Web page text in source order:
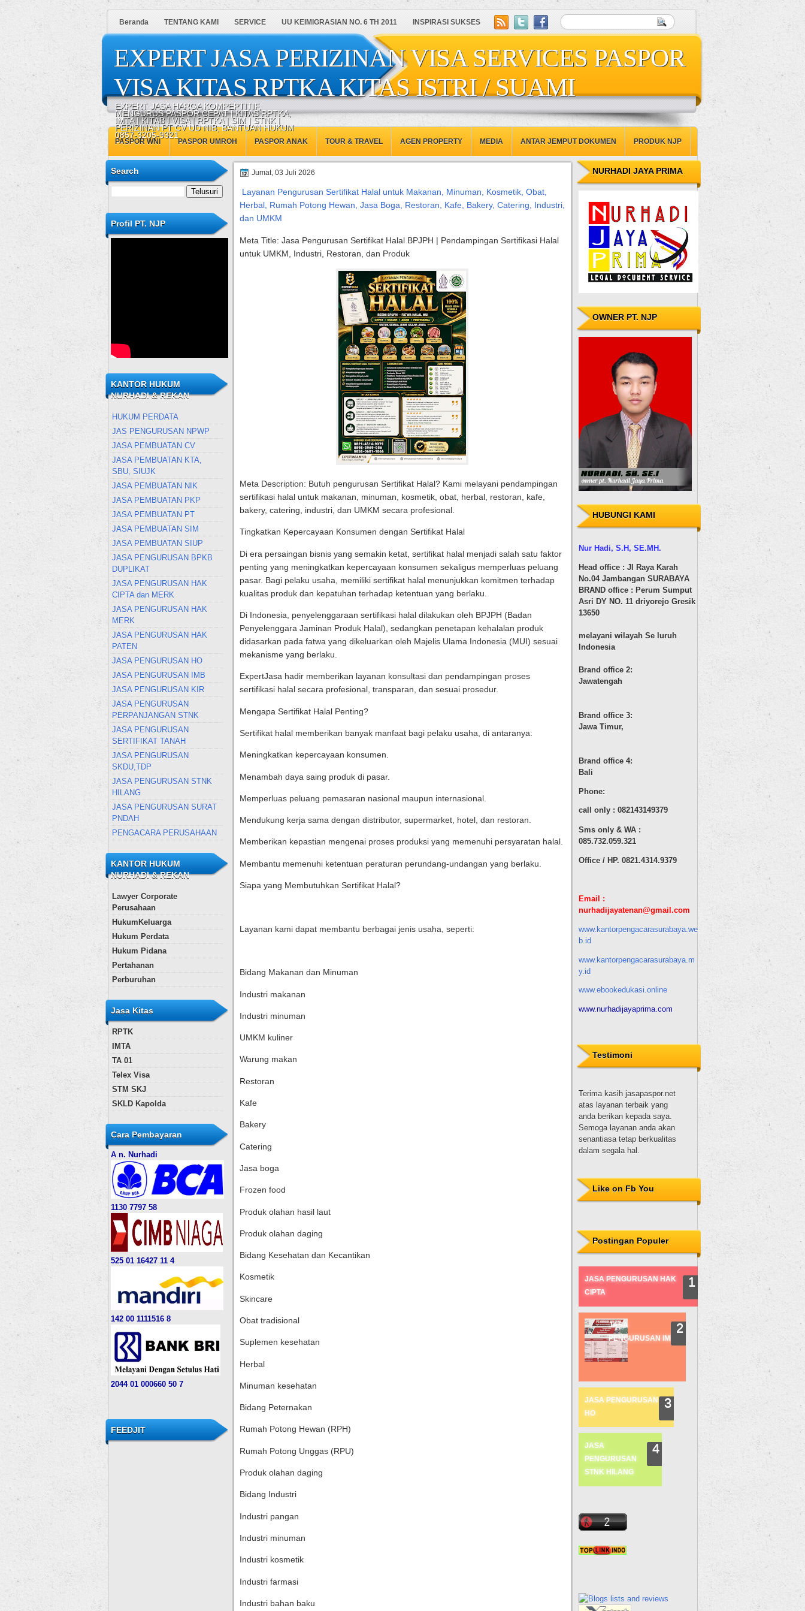
Beranda TENTANG KAMI SERVICE UU KEIMIGRASIAN NO. 6 TH 2011 INSPIRASI SUKSES
EXPERT JASA PERIZINAN VISA SERVICES PASPOR
VISA KITAS RPTKA KITAS ISTRI / SUAMI
EXPERT JASA HARGA KOMPEPTITIF,
MENGURUS PASPOR CEPAT | KITAS RPTKA,
IMTA | KITAB I VISA | RPTKA | SIM | STNK |
PERIZINAN PT CV UD NIB, BANTUAN HUKUM
0857-3205-9321
PASPOR WNI PASPOR UMROH PASPOR ANAK TOUR & TRAVEL AGEN PROPERTY MEDIA ANTAR JEMPUT DOKUMEN PRODUK NJP
Search
Profil PT. NJP
KANTOR HUKUM
NURHADI & REKAN
HUKUM PERDATA
JAS PENGURUSAN NPWP
JASA PEMBUATAN CV
JASA PEMBUATAN KTA,
SBU, SIUJK
JASA PEMBUATAN NIK
JASA PEMBUATAN PKP
JASA PEMBUATAN PT
JASA PEMBUATAN SIM
JASA PEMBUATAN SIUP
JASA PENGURUSAN BPKB
DUPLIKAT
JASA PENGURUSAN HAK
CIPTA dan MERK
JASA PENGURUSAN HAK
MERK
JASA PENGURUSAN HAK
PATEN
JASA PENGURUSAN HO
JASA PENGURUSAN IMB
JASA PENGURUSAN KIR
JASA PENGURUSAN
PERPANJANGAN STNK
JASA PENGURUSAN
SERTIFIKAT TANAH
JASA PENGURUSAN
SKDU,TDP
JASA PENGURUSAN STNK
HILANG
JASA PENGURUSAN SURAT
PNDAH
PENGACARA PERUSAHAAN
KANTOR HUKUM
NURHADI & REKAN
Lawyer Corporate
Perusahaan
HukumKeluarga
Hukum Perdata
Hukum Pidana
Pertahanan
Perburuhan
Jasa Kitas
RPTK
IMTA
TA 01
Telex Visa
STM SKJ
SKLD Kapolda
Cara Pembayaran
A n. Nurhadi
1130 7797 58
525 01 16427 11 4
142 00 1111516 8
204401 000660 50 7
FEEDJIT
Jumat, 03 Juli 2026
Layanan Pengurusan Sertifikat Halal untuk Makanan, Minuman, Kosmetik, Obat,
Herbal, Rumah Potong Hewan, Jasa Boga, Restoran, Kafe, Bakery, Catering, Industri,
dan UMKM
Meta Title: Jasa Pengurusan Sertifikat Halal BPJPH | Pendampingan Sertifikasi Halal
untuk UMKM, Industri, Restoran, dan Produk
Meta Description: Butuh pengurusan Sertifikat Halal? Kami melayani pendampingan
sertifikasi halal untuk makanan, minuman, kosmetik, obat, herbal, restoran, kafe,
bakery, catering, industri, dan UMKM secara profesional.
Tingkatkan Kepercayaan Konsumen dengan Sertifikat Halal
Di era persaingan bisnis yang semakin ketat, sertifikat halal menjadi salah satu faktor
penting yang meningkatkan kepercayaan konsumen sekaligus memperluas peluang
pasar. Bagi pelaku usaha, memiliki sertifikat halal menunjukkan komitmen terhadap
kualitas produk dan kepatuhan terhadap ketentuan yang berlaku.
Di Indonesia, penyelenggaraan sertifikasi halal dilakukan oleh BPJPH (Badan
Penyelenggara Jaminan Produk Halal), sedangkan penetapan kehalalan produk
didasarkan pada fatwa yang dikeluarkan oleh Majelis Ulama Indonesia (MUI) sesuai
mekanisme yang berlaku.
ExpertJasa hadir memberikan layanan konsultasi dan pendampingan proses
sertifikasi halal secara profesional, transparan, dan sesuai prosedur.
Mengapa Sertifikat Halal Penting?
Sertifikat halal memberikan banyak manfaat bagi pelaku usaha, di antaranya:
Meningkatkan kepercayaan konsumen.
Menambah daya saing produk di pasar.
Memperluas peluang pemasaran nasional maupun internasional.
Mendukung kerja sama dengan distributor, supermarket, hotel, dan restoran.
Memberikan kepastian mengenai proses produksi yang memenuhi persyaratan halal.
Membantu memenuhi ketentuan peraturan perundang-undangan yang berlaku.
Siapa yang Membutuhkan Sertifikat Halal?
Layanan kami dapat membantu berbagai jenis usaha, seperti:
Bidang Makanan dan Minuman
Industri makanan
Industri minuman
UMKM kuliner
Warung makan
Restoran
Kafe
Bakery
Catering
Jasa boga
Frozen food
Produk olahan hasil laut
Produk olahan daging
Bidang Kesehatan dan Kecantikan
Kosmetik
Skincare
Obat tradisional
Suplemen kesehatan
Herbal
Minuman kesehatan
Bidang Peternakan
Rumah Potong Hewan (RPH)
Rumah Potong Unggas (RPU)
Produk olahan daging
Bidang Industri
Industri pangan
Industri minuman
Industri kosmetik
Industri farmasi
Industri bahan baku
NURHADI JAYA PRIMA
OWNER PT. NJP
HUBUNGI KAMI
Nur Hadi, S.H , SE.MH.
Head office : Jl Raya Karah
No.04 Jambangan SURABAYA
BRAND office : Perum Sumput
Asri DY NO. 11 driyorejo Gresik
13650
melayani wilayah Se luruh
Indonesia
Brand office 2:
Jawatengah
Brand office 3:
Jawa Timur,
Brand office 4:
Bali
Phone:
call only : 082143149379
Sms only & WA :
085.732.059.321
Office / HP. 0821.4314.9379
Email :
nurhadijayatenan@gmail.com
www.kantorpengacarasurabaya.we
b.id
www.kantorpengacarasurabaya.m
y.id
www.ebookedukasi.online
www.nurhadijayaprima.com
Testimoni
anda berikan kepada saya.
Semoga layanan anda akan
senantiasa tetap berkualitas
dalam segala hal.
Dewi Sulistyowati, S.H.
Terima kasih untuk
nurhadijayaprima.com, Mas
hadi. Pelayanannya baik,
paspor juga mudah karena
dibantu oleh Mas nur hadi.
Sukses selalu!
Desi
Like on Fb You
Postingan Populer
JASA PENGURUSAN HAK
CIPTA
JASA
PENGURUSAN IMB
JASA PENGURUSAN
HO
JASA
PENGURUSAN
STNK HILANG